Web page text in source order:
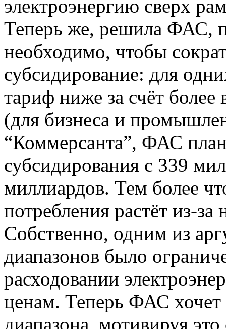
электроэнергию сверх
Теперь же, решила ФАС,
необходимо, чтобы
субсидирование: для
тариф ниже за счёт
(для бизнеса и
“Коммерсанта”, ФАС
субсидирования с 339
миллиардов. Тем более
потребления растёт из-за
Собственно, одним из
диапазонов было
расходовании
ценам. Теперь ФАС хочет
диапазона, мотивируя